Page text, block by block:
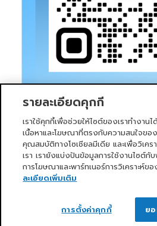
หน้าแรก บริการของเรา ข่าวสารแล
เกี่ยวกับเรา นักลงทุนสัมพันธ์
Copyright 2026 ©
Primo
Limited
รายละเอียดคุกกี้
เราใช้คุกกี้เพื่อช่วยให้ไซต์ของเราทำงา
เนื้อหาและโฆษณาที่ตรงกับความสนใจขอ
คุณสมบัติทางโซเชียลมีเดีย และเพื่อวิเคร
เรา เรายังแบ่งปันข้อมูลการใช้งานไซต์กั
การโฆษณาและพาร์ทเนอร์การวิเคราะห์ข
ละเอียดเพิ่มเติม
การตั้งค่าคุกกี้ ย